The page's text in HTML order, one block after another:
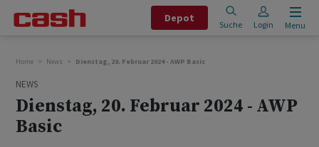
Depot
Suche Login Menu
Home News Dienstag, 20. Februar 2024 - AWP Basic
NEWS
Dienstag, 20. Februar 2024 - AWP
Basic